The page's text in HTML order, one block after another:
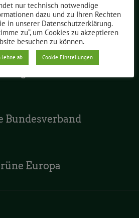
Abgeordnetenhaus
Bundesverband
Europa
nur technisch notwendige
dazu und zu Ihren Rechten
in unserer Datenschutzerklärung.
zu“, um Cookies zu akzeptieren
besuchen zu können.
lehne ab Cookie Einstellungen